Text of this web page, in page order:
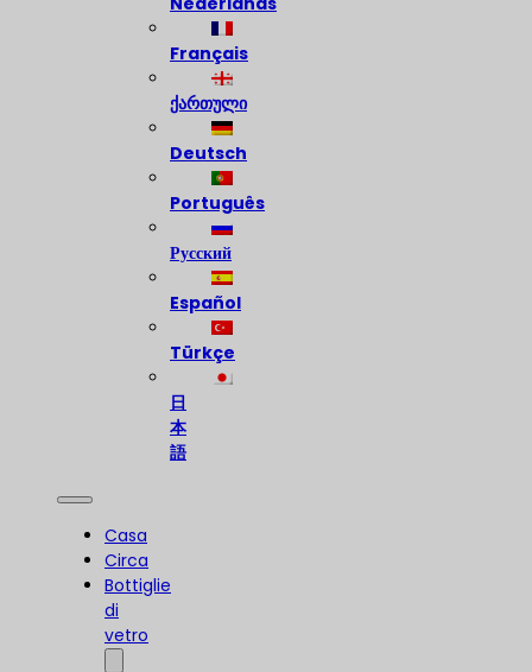
Français
ქართული
Deutsch
Português
Русский
Español
Türkçe
日
本
語
Casa
Circa
Bottiglie
di
vetro